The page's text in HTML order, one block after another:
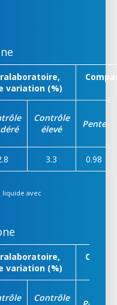
variation (%)
Contrôle
élevé
Pente
3.3 0.98
liquide avec
variation (%)
Contrôle